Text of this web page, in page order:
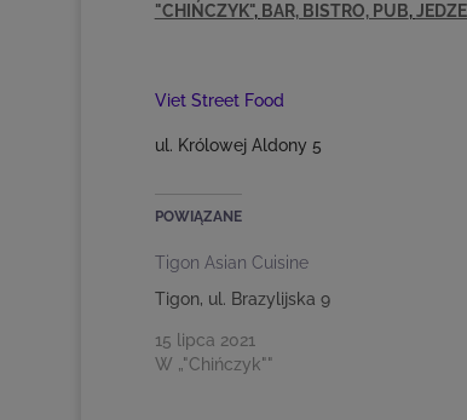
"CHIŃCZYK", BAR, BISTRO, PUB,
Viet Street Food
ul. Królowej Aldony 5
POWIĄZANE
Tigon Asian Cuisine
Tigon, ul. Brazylijska 9
15 lipca 2021
W „"Chińczyk""